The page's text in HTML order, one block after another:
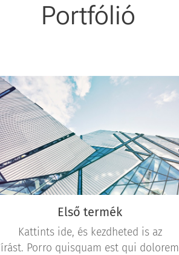
Portfólió
Első termék
Kattints ide, és kezdheted is az
írást. Porro quisquam est qui dolorem